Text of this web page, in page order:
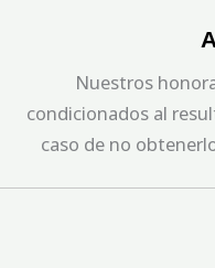
Nuestros
condicionados al
caso de no